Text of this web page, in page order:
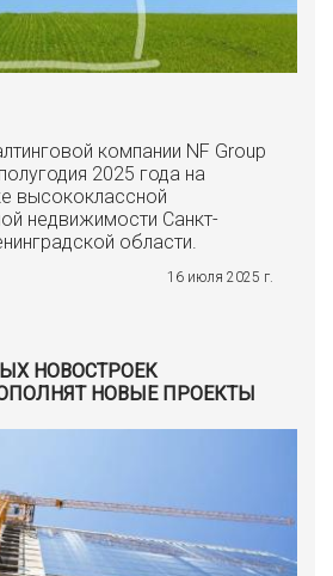
компании NF Group
2025 года на
высококлассной
недвижимости Санкт-
области.
16 июля 2025 г.
НОВОСТРОЕК
НОВЫЕ ПРОЕКТЫ